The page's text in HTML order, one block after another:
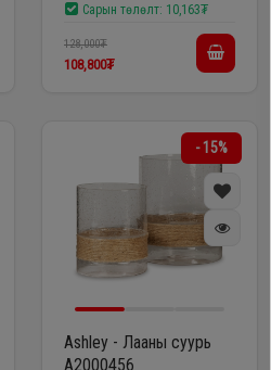
Сарын төлөлт: 10,163₮
128,000₮
108,800₮
- 15%
Ashley - Лааны суурь
A2000456